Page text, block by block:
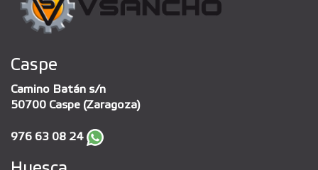
Caspe
Camino Batán s/n
50700 Caspe (Zaragoza)
976 63 08 24